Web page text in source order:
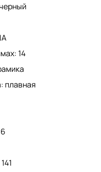
14
плавная